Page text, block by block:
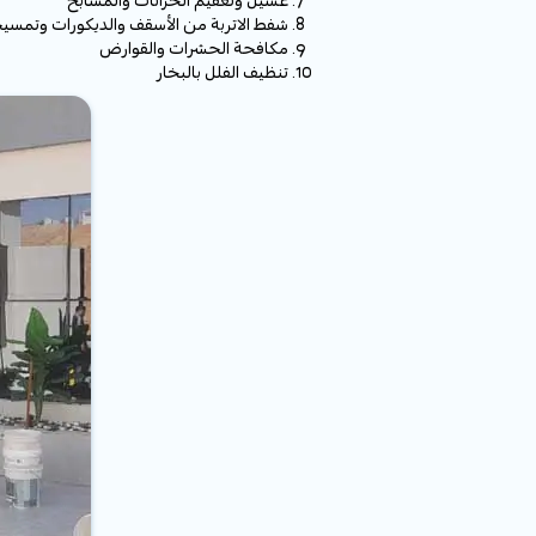
شفط الاتربة من الأسقف والديكورات
مكافحة الحشرات والقوارض
تنظيف الفلل بالبخار